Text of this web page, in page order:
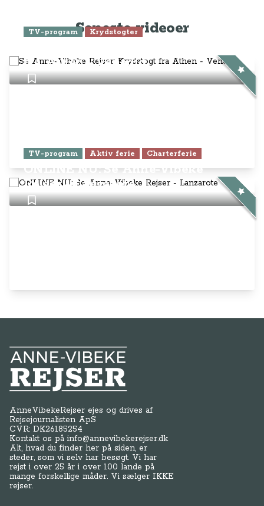
Seneste videoer
TV-program Krydstogter
fra Athen - Venedig
TV-program Aktiv ferie Charterferie
ONLINE NU: Se Anne-Vibeke
Rejser - Lanzarote
Anne-Vibeke Rejser
AnneVibekeRejser ejes og drives af
Rejsejournalisten ApS
CVR: DK26185254
Kontakt os påinfo@annevibekerejser.dk
Alt, hvad du finder her på siden, er
steder, som vi selv har besøgt. Vi har
rejst i over 25 år i over 100 lande på
mange forskellige måder. Vi sælger IKKE
rejser.